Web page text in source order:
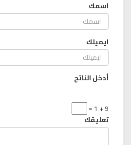
اسمك
ايميلك
أدخل الناتج
9 + 1 =
تعليقك